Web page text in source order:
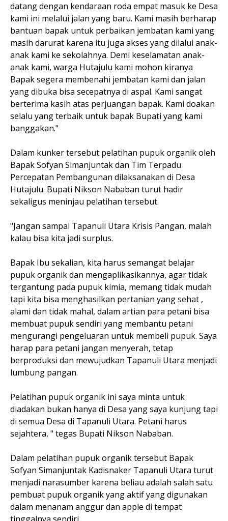
datang dengan kendaraan roda empat masuk ke Desa
kami ini melalui jalan yang baru. Kami masih berharap
bantuan bapak untuk perbaikan jembatan kami yang
masih darurat karena itu juga akses yang dilalui anak-
anak kami ke sekolahnya. Demi keselamatan anak-
anak kami, warga Hutajulu kami mohon kiranya
Bapak segera membenahi jembatan kami dan jalan
yang dibuka bisa secepatnya di aspal. Kami sangat
berterima kasih atas perjuangan bapak. Kami doakan
selalu yang terbaik untuk bapak Bupati yang kami
banggakan."
Dalam kunker tersebut pelatihan pupuk organik oleh
Bapak Sofyan Simanjuntak dan Tim Terpadu
Percepatan Pembangunan dilaksanakan di Desa
Hutajulu. Bupati Nikson Nababan turut hadir
sekaligus meninjau pelatihan tersebut.
"Jangan sampai Tapanuli Utara Krisis Pangan, malah
kalau bisa kita jadi surplus.
Bapak Ibu sekalian, kita harus semangat belajar
pupuk organik dan mengaplikasikannya, agar tidak
tergantung pada pupuk kimia, memang tidak mudah
tapi kita bisa menghasilkan pertanian yang sehat ,
alami dan tidak mahal, dalam artian para petani bisa
membuat pupuk sendiri yang membantu petani
mengurangi pengeluaran untuk membeli pupuk. Saya
harap para petani jangan menyerah, tetap
berproduksi dan mewujudkan Tapanuli Utara menjadi
lumbung pangan.
Pelatihan pupuk organik ini saya minta untuk
diadakan bukan hanya di Desa yang saya kunjung tapi
di semua Desa di Tapanuli Utara. Petani harus
sejahtera, " tegas Bupati Nikson Nababan.
Dalam pelatihan pupuk organik tersebut Bapak
Sofyan Simanjuntak Kadisnaker Tapanuli Utara turut
menjadi narasumber karena beliau adalah salah satu
pembuat pupuk organik yang aktif yang digunakan
dalam menanam anggur dan apple di tempat